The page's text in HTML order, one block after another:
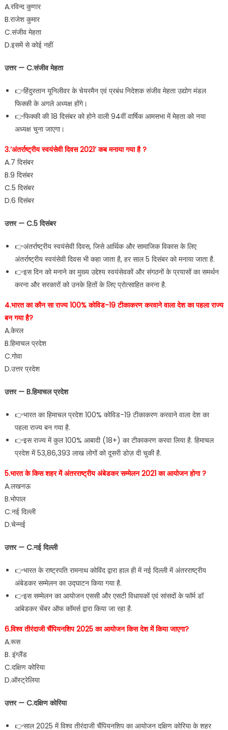
A.रविन्द कुणार
B.राजेश कुमार
C.संजीव मेहता
D.इसमें से कोई नहीं
उत्तर — C.संजीव मेहता
👉हिंदुस्तान यूनिलीवर के चेयरमैन एवं प्रबंध निदेशक संजीव मेहता उद्योग मंडल
फिक्की के अगले अध्यक्ष होंगे।
👉फिक्की की 18 दिसंबर को होने वाली 94वीं वार्षिक आमसभा में मेहता को नया
अध्यक्ष चुना जाएगा।
3.‘अंतर्राष्ट्रीय स्वयंसेवी दिवस 2021’ कब मनाया गया है ?
A.7 दिसंबर
B.9 दिसंबर
C.5 दिसंबर
D.6 दिसंबर
उत्तर — C.5 दिसंबर
👉अंतर्राष्ट्रीय स्वयंसेवी दिवस, जिसे आर्थिक और सामाजिक विकास के लिए
अंतर्राष्ट्रीय स्वयंसेवी दिवस भी कहा जाता है, हर साल 5 दिसंबर को मनाया जाता है.
👉इस दिन को मनाने का मुख्य उद्देश्य स्वयंसेवकों और संगठनों के प्रयासों का समर्थन
करना और सरकारों को उनके हितों के लिए प्रोत्साहित करना है.
4.भारत का कौन सा राज्य 100% कोविड-19 टीकाकरण करवाने वाला देश का पहला राज्य
बन गया है?
A.केरल
B.हिमाचल प्रदेश
C.गोवा
D.उत्तर प्रदेश
उत्तर — B.हिमाचल प्रदेश
👉भारत का हिमाचल प्रदेश 100% कोविड-19 टीकाकरण करवाने वाला देश का
पहला राज्य बन गया है.
👉इस राज्य में कुल 100% आबादी (18+) का टीकाकरण करवा लिया है. हिमाचल
प्रदेश में 53,86,393 लाख लोगों को दूसरी डोज़ दी चुकी है.
5.भारत के किस शहर में अंतरराष्ट्रीय अंबेडकर सम्मेलन 2021 का आयोजन होगा ?
A.लखनऊ
B.भोपाल
C.नई दिल्ली
D.चेन्नई
उत्तर — C.नई दिल्ली
👉भारत के राष्ट्रपति रामनाथ कोविंद द्वारा हाल ही में नई दिल्ली में अंतरराष्ट्रीय
अंबेडकर सम्मेलन का उद्घाटन किया गया है.
👉इस सम्मेलन का आयोजन एससी और एसटी विधायकों एवं सांसदों के फॉर्म डॉ
आंबेडकर चेंबर ऑफ कॉमर्स द्वारा किया जा रहा है.
6.विश्व तीरंदाजी चैंपियनशिप 2025 का आयोजन किस देश में किया जाएगा?
A.रूस
B. इंग्लैंड
C.दक्षिण कोरिया
D.ऑस्ट्रेलिया
उत्तर — C.दक्षिण कोरिया
👉साल 2025 में विश्व तीरंदाजी चैंपियनशिप का आयोजन दक्षिण कोरिया के शहर